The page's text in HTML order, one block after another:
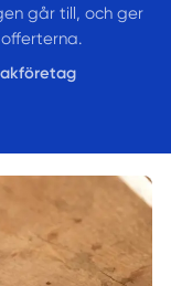
går till, och ger